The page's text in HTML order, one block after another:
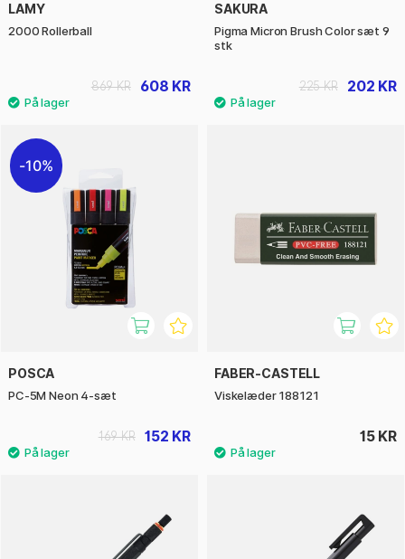
LAMY
2000 Rollerball
608 KR
869 KR
SAKURA
Pigma Micron Brush Color sæt 9
stk
202 KR
225 KR
10%
POSCA
PC-5M Neon 4-sæt
152 KR
169 KR
FABER-CASTELL
Viskelæder 188121
15 KR